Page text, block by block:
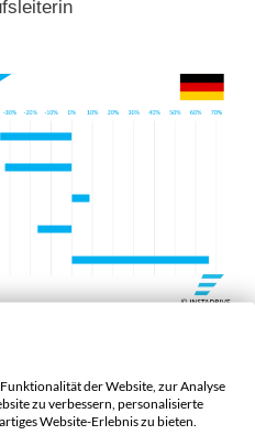
mehr: Die
Vormarsch. Mit47.163
wurde nicht nur
der Website, zur Analyse
zu verbessern, personalisierte
Website-Erlebnis zu bieten.